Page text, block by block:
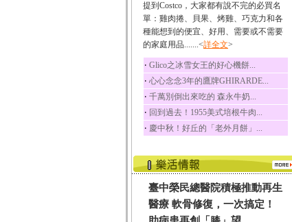
荔枝
荔枝性質溫和所含的營
養素有醣類、檸檬酸...
五味子
五味子性質溫熱所含營
養成分有揮發油、檸...
草魚
草魚含有維生素A、維生
素C、及豐富的蛋白...
提到Costco，大家都有說不完的必買名
單：雞肉捲、貝果、烤雞、巧克力和各
種能想到的便宜、好用、需要或不需要
的家庭用品.......<詳全文>
‧ Glico之冰雪女王的好心機餅...
‧ 心心念念3年的鷹牌GHIRARDE...
‧ 千萬別倒出來吃的 森永牛奶...
‧ 回到過去！1955美式培根牛肉...
‧ 慶中秋！好丘的「老外月餅」...
臺中榮民總醫院積極推動再生
醫療 軟骨修復，一次搞定！